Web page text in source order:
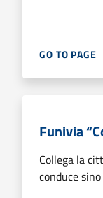
GO TO PAGE
Funivia
Collega la
conduce